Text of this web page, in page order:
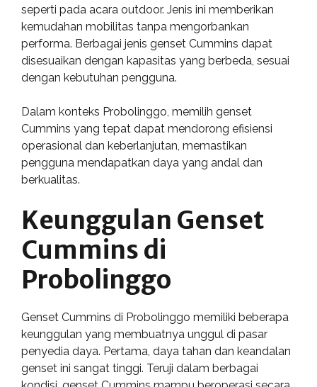
seperti pada acara outdoor. Jenis ini memberikan
kemudahan mobilitas tanpa mengorbankan
performa. Berbagai jenis genset Cummins dapat
disesuaikan dengan kapasitas yang berbeda, sesuai
dengan kebutuhan pengguna.
Dalam konteks Probolinggo, memilih genset
Cummins yang tepat dapat mendorong efisiensi
operasional dan keberlanjutan, memastikan
pengguna mendapatkan daya yang andal dan
berkualitas.
Keunggulan Genset
Cummins di
Probolinggo
Genset Cummins di Probolinggo memiliki beberapa
keunggulan yang membuatnya unggul di pasar
penyedia daya. Pertama, daya tahan dan keandalan
genset ini sangat tinggi. Teruji dalam berbagai